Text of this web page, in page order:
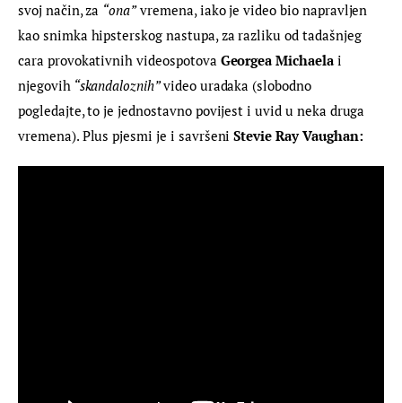
svoj način, za “ona” vremena, iako je video bio napravljen
kao snimka hipsterskog nastupa, za razliku od tadašnjeg
cara provokativnih videospotova Georgea Michaela i
njegovih “skandaloznih” video uradaka (slobodno
pogledajte, to je jednostavno povijest i uvid u neka druga
vremena). Plus pjesmi je i savršeni Stevie Ray Vaughan: